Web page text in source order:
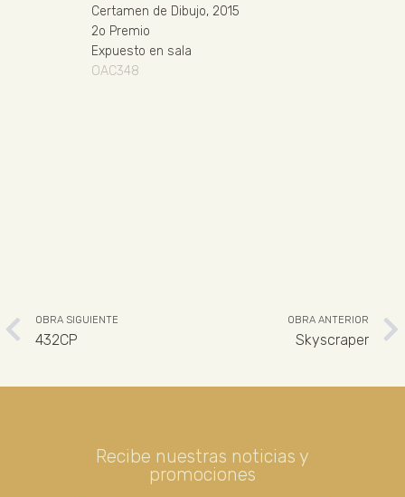
Certamen de Dibujo, 2015
2o Premio
Expuesto en sala
OAC348
OBRA SIGUIENTE
432CP
OBRA ANTERIOR
Skyscraper
Recibe nuestras noticias y
promociones